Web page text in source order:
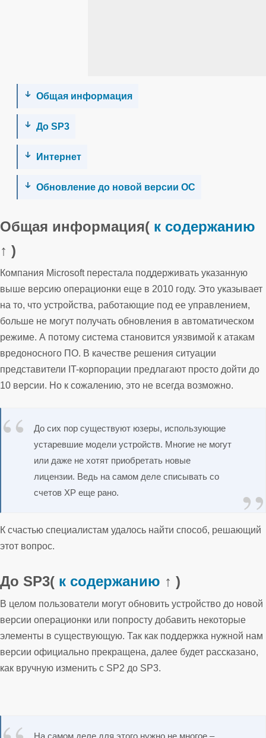
Общая информация
До SP3
Интернет
Обновление до новой версии ОС
Общая информация( к содержанию
↑ )
Компания Microsoft перестала поддерживать указанную
выше версию операционки еще в 2010 году. Это указывает
на то, что устройства, работающие под ее управлением,
больше не могут получать обновления в автоматическом
режиме. А потому система становится уязвимой к атакам
вредоносного ПО. В качестве решения ситуации
представители IT-корпорации предлагают просто дойти до
10 версии. Но к сожалению, это не всегда возможно.
До сих пор существуют юзеры, использующие
устаревшие модели устройств. Многие не могут
или даже не хотят приобретать новые
лицензии. Ведь на самом деле списывать со
счетов XP еще рано.
К счастью специалистам удалось найти способ, решающий
этот вопрос.
До SP3( к содержанию ↑ )
В целом пользователи могут обновить устройство до новой
версии операционки или попросту добавить некоторые
элементы в существующую. Так как поддержка нужной нам
версии официально прекращена, далее будет рассказано,
как вручную изменить с SP2 до SP3.
На самом деле для этого нужно не многое –